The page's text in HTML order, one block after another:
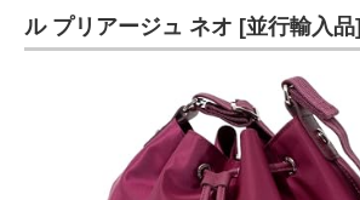
ル プリアージュ ネオ [並行輸入品]